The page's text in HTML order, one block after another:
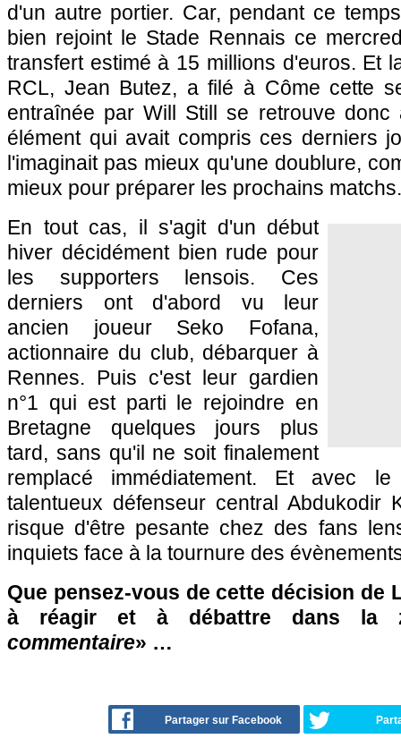
d'un autre portier. Car, pendant ce
bien rejoint le Stade Rennais ce
transfert estimé à 15 millions d'euros. Et
RCL, Jean Butez, a filé à Côme cette
entraînée par Will Still se retrouve donc
élément qui avait compris ces derniers
l'imaginait pas mieux qu'une doublure,
mieux pour préparer les prochains
En tout cas, il s'agit d'un début
hiver décidément bien rude pour
les supporters lensois. Ces
derniers ont d'abord vu leur
ancien joueur Seko Fofana,
actionnaire du club, débarquer à
Rennes. Puis c'est leur gardien
n°1 qui est parti le rejoindre en
Bretagne quelques jours plus
tard, sans qu'il ne soit finalement
remplacé immédiatement. Et avec
talentueux défenseur central Abdukodir
risque d'être pesante chez des fans
inquiets face à la tournure des
Que pensez-vous de cette décision de
à réagir et à débattre dans la
commentaire» …
Partager sur Facebook